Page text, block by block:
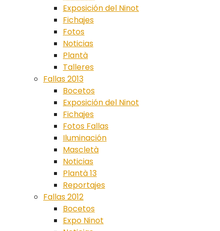
Exposición del Ninot
Fichajes
Fotos
Noticias
Plantà
Talleres
Fallas 2013
Bocetos
Exposición del Ninot
Fichajes
Fotos Fallas
Iluminación
Mascletà
Noticias
Plantà 13
Reportajes
Fallas 2012
Bocetos
Expo Ninot